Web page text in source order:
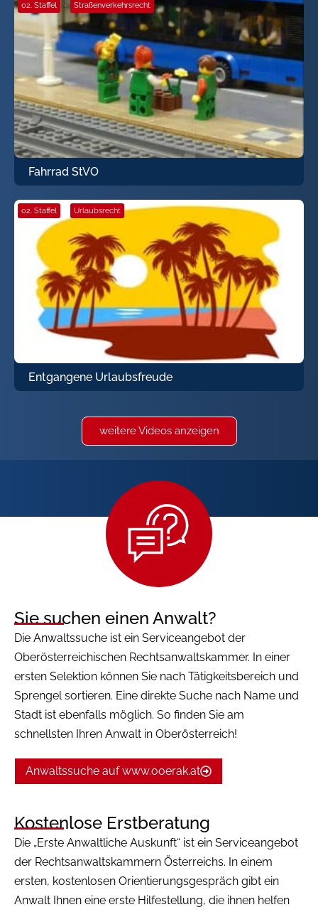
02. Staffel · Straßenverkehrsrecht
Fahrrad StVO
02. Staffel Urlaubsrecht
Entgangene Urlaubsfreude
weitere Videos anzeigen
Sie suchen einen Anwalt?
Die Anwaltssuche ist ein Serviceangebot der
Oberösterreichischen Rechtsanwaltskammer. In einer
ersten Selektion können Sie nach Tätigkeitsbereich und
Sprengel sortieren. Eine direkte Suche nach Name und
Stadt ist ebenfalls möglich. So finden Sie am
schnellsten Ihren Anwalt in Oberösterreich!
Anwaltssuche auf www.ooerak.at
Kostenlose Erstberatung
Die „Erste Anwaltliche Auskunft“ ist ein Serviceangebot
der Rechtsanwaltskammern Österreichs. In einem
ersten, kostenlosen Orientierungsgespräch gibt ein
Anwalt Ihnen eine erste Hilfestellung, die ihnen helfen